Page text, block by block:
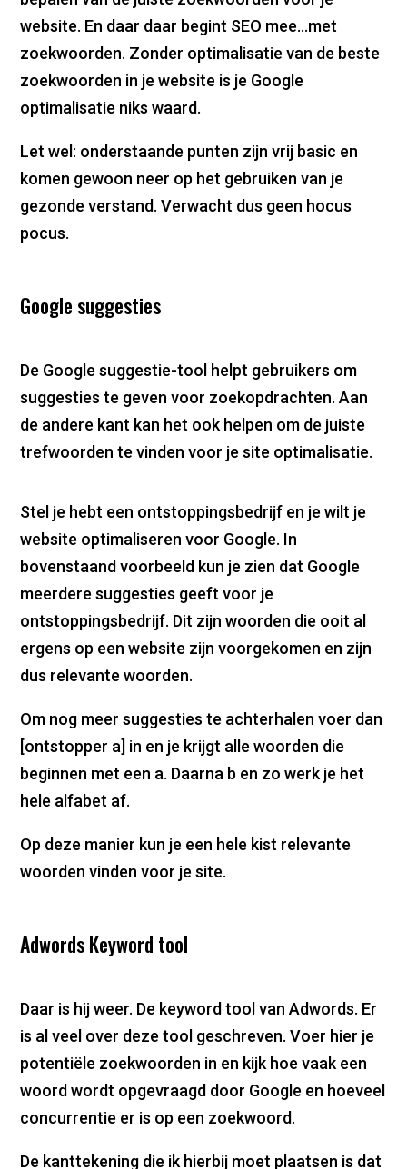
website. En daar daar begint SEO mee…met
zoekwoorden. Zonder optimalisatie van de beste
zoekwoorden in je website is je Google
optimalisatie niks waard.
Let wel: onderstaande punten zijn vrij basic en
komen gewoon neer op het gebruiken van je
gezonde verstand. Verwacht dus geen hocus
pocus.
Google suggesties
De Google suggestie-tool helpt gebruikers om
suggesties te geven voor zoekopdrachten. Aan
de andere kant kan het ook helpen om de juiste
trefwoorden te vinden voor je site optimalisatie.
Stel je hebt een ontstoppingsbedrijf en je wilt je
website optimaliseren voor Google. In
bovenstaand voorbeeld kun je zien dat Google
meerdere suggesties geeft voor je
ontstoppingsbedrijf. Dit zijn woorden die ooit al
ergens op een website zijn voorgekomen en zijn
dus relevante woorden.
Om nog meer suggesties te achterhalen voer dan
[ontstopper a] in en je krijgt alle woorden die
beginnen met een a. Daarna b en zo werk je het
hele alfabet af.
Op deze manier kun je een hele kist relevante
woorden vinden voor je site.
Adwords Keyword tool
Daar is hij weer. De keyword tool van Adwords. Er
is al veel over deze tool geschreven. Voer hier je
potentiële zoekwoorden in en kijk hoe vaak een
woord wordt opgevraagd door Google en hoeveel
concurrentie er is op een zoekwoord.
De kanttekening die ik hierbij moet plaatsen is dat